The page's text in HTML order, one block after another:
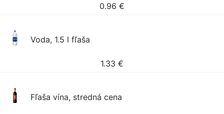
0.96 €
Voda, 1.5 l fľaša
1.33 €
Fľaša vína, stredná cena